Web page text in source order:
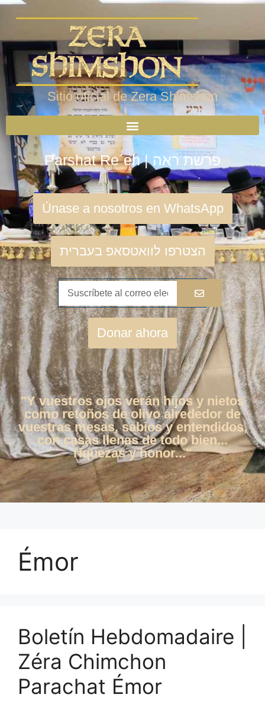
Sitio oficial de Zera Shimshon
Parshat Re´eh | פרשת ראה
Únase a nosotros en WhatsApp
הצטרפו לוואטסאפ בעברית
Donar ahora
"Y vuestros ojos verán hijos y nietos
como retoños de olivo alrededor de
vuestras mesas, sabios y entendidos,
con casas llenas de todo bien...
riquezas y honor..."
Émor
Boletín Hebdomadaire |
Zéra Chimchon
Parachat Émor